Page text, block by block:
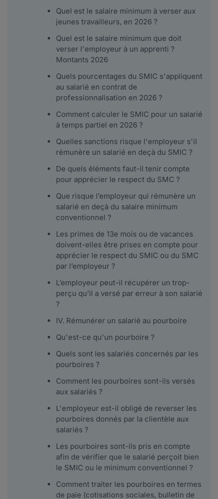
Quel est le salaire minimum à verser aux
jeunes travailleurs, en 2026 ?
Quel est le salaire minimum que doit
verser l'employeur à un apprenti ?
Montants 2026
Quels pourcentages du SMIC s'appliquent
au salarié en contrat de
professionnalisation en 2026 ?
Comment calculer le SMIC pour un salarié
à temps partiel en 2026 ?
Quelles sanctions risque l'employeur s'il
rémunère un salarié en deçà du SMIC ?
De quels éléments faut-il tenir compte
pour apprécier le respect du SMC ?
Que risque l’employeur qui rémunère un
salarié en deçà du salaire minimum
conventionnel ?
Les primes de 13e mois ou de vacances
doivent-elles être prises en compte pour
apprécier le respect du SMIC ou du SMC
par l’employeur ?
L’employeur peut-il récupérer un trop-
perçu qu’il a versé par erreur à son salarié
?
IV. Rémunérer un salarié au pourboire
Qu'est-ce qu'un pourboire ?
Quels sont les salariés concernés par les
pourboires ?
Comment les pourboires sont-ils versés
aux salariés ?
L'employeur est-il obligé de reverser les
pourboires donnés par la clientèle aux
salariés ?
Les pourboires sont-ils pris en compte
afin de vérifier que le salarié perçoit bien
le SMIC ou le minimum conventionnel ?
Comment traiter les pourboires en termes
de paie (cotisations sociales, bulletin de